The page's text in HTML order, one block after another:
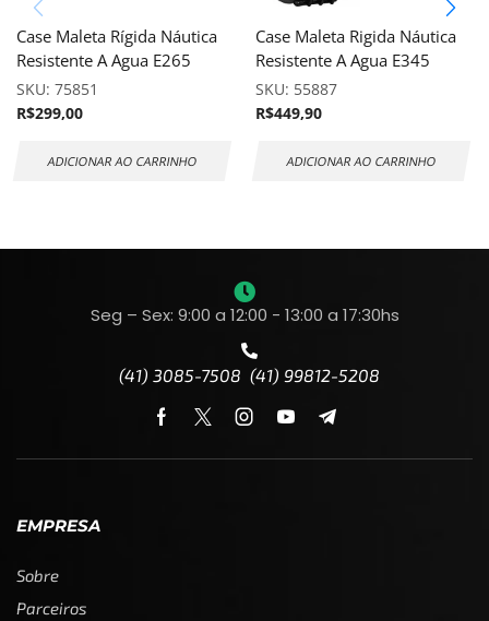
Case Maleta Rígida Náutica
Resistente A Agua E265
SKU: 75851
R$299,00
ADICIONAR AO CARRINHO
Case Maleta Rigida Náutica
Resistente A Agua E345
SKU: 55887
R$449,90
ADICIONAR AO CARRINHO
Seg – Sex: 9:00 a 12:00 - 13:00 a 17:30hs
(41) 3085-7508 (41) 99812-5208
EMPRESA
Sobre
Parceiros